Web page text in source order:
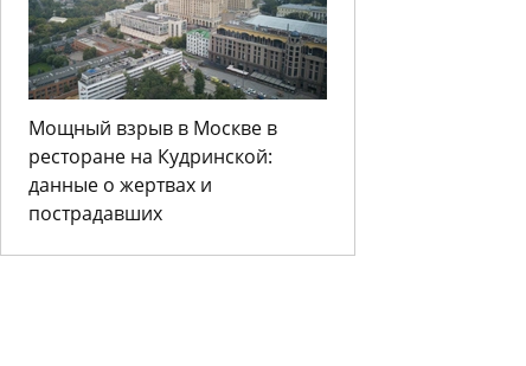
Мощный взрыв в Москве в
ресторане на Кудринской:
данные о жертвах и
пострадавших